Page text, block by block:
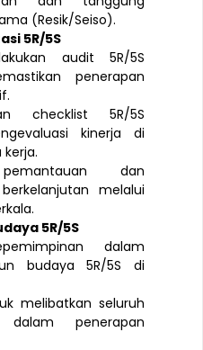
(Resik/Seiso).
5R/5S
audit 5R/5S
penerapan
checklist 5R/5S
kinerja di
dan
melalui
5R/5S
dalam
budaya 5R/5S di
melibatkan seluruh
dalam penerapan